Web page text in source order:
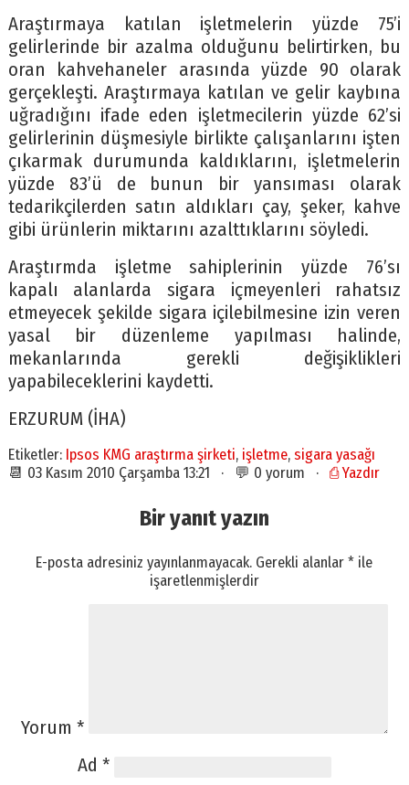
Araştırmaya katılan işletmelerin yüzde 75’i
gelirlerinde bir azalma olduğunu belirtirken, bu
oran kahvehaneler arasında yüzde 90 olarak
gerçekleşti. Araştırmaya katılan ve gelir kaybına
uğradığını ifade eden işletmecilerin yüzde 62’si
gelirlerinin düşmesiyle birlikte çalışanlarını işten
çıkarmak durumunda kaldıklarını, işletmelerin
yüzde 83’ü de bunun bir yansıması olarak
tedarikçilerden satın aldıkları çay, şeker, kahve
gibi ürünlerin miktarını azalttıklarını söyledi.
Araştırmda işletme sahiplerinin yüzde 76’sı
kapalı alanlarda sigara içmeyenleri rahatsız
etmeyecek şekilde sigara içilebilmesine izin veren
yasal bir düzenleme yapılması halinde,
mekanlarında gerekli değişiklikleri
yapabileceklerini kaydetti.
ERZURUM (İHA)
Etiketler: Ipsos KMG araştırma şirketi, işletme, sigara yasağı
📆 03 Kasım 2010 Çarşamba 13:21 · 💬 0 yorum · ⎙ Yazdır
Bir yanıt yazın
E-posta adresiniz yayınlanmayacak. Gerekli alanlar* ile
işaretlenmişlerdir
Yorum *
Ad *